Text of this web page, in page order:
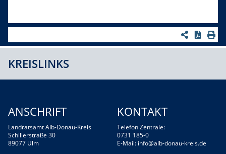
KREISLINKS
ANSCHRIFT
Landratsamt Alb-Donau-Kreis
Schillerstraße 30
89077 Ulm
KONTAKT
Telefon Zentrale:
0731 185-0
E-Mail: info@alb-donau-kreis.de